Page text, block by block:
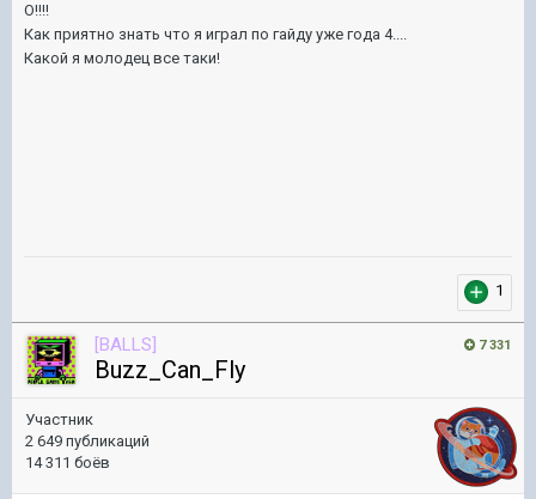
О!!!!
Как приятно знать что я играл по гайду уже года 4....
Какой я молодец все таки!
1
7 331
[BALLS]
Buzz_Can_Fly
Участник
2 649 публикаций
14 311 боёв